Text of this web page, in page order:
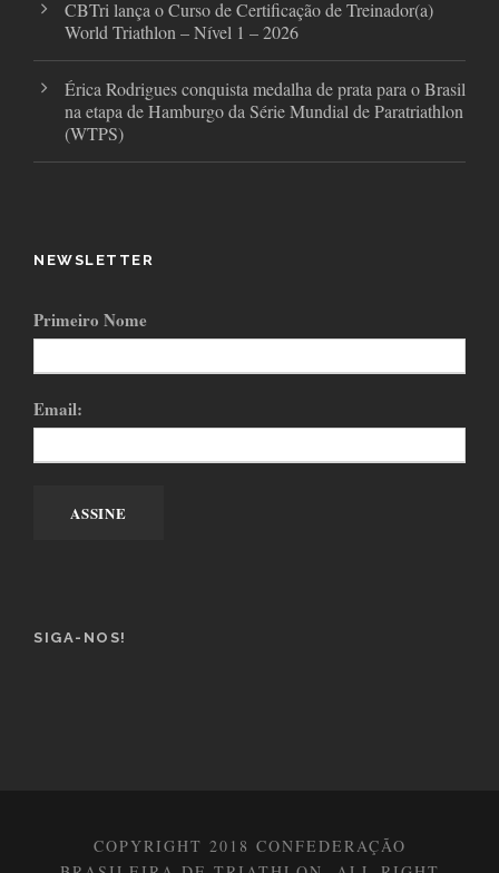
CBTri lança o Curso de Certificação de Treinador(a)
World Triathlon – Nível 1 – 2026
Érica Rodrigues conquista medalha de prata para o Brasil
na etapa de Hamburgo da Série Mundial de Paratriathlon
(WTPS)
NEWSLETTER
Primeiro Nome
Email:
SIGA-NOS!
COPYRIGHT 2018 CONFEDERAÇÃO